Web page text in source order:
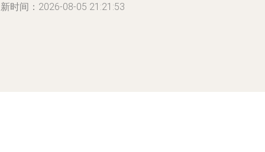
时间：2026-08-05 21:21:53